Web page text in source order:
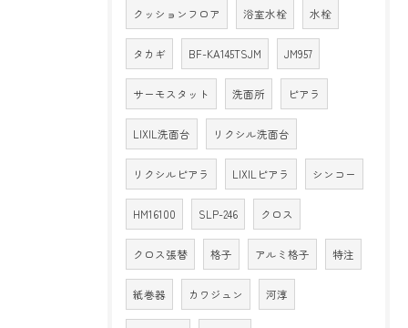
クッションフロア 浴室水栓 水栓
タカギ BF-KA145TSJM JM957
サーモスタット 洗面所 ピアラ
LIXIL洗面台 リクシル洗面台
リクシルピアラ LIXILピアラ シンコー
HM16100 SLP-246 クロス
クロス張替 格子 アルミ格子 特注
紙巻器 カワジュン 河淳